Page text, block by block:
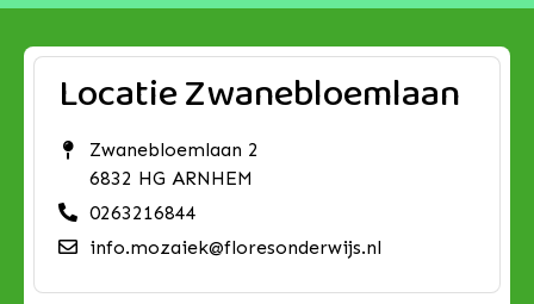
Locatie Zwanebloemlaan
Zwanebloemlaan 2
6832 HG ARNHEM
0263216844
info.mozaiek@floresonderwijs.nl